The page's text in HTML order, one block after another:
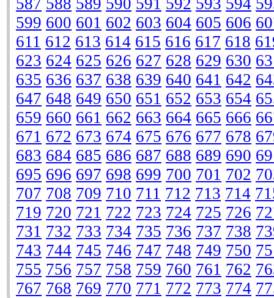
587 588 589 590 591 592 593 594
599 600 601 602 603 604 605 606
611 612 613 614 615 616 617 618
623 624 625 626 627 628 629 630
635 636 637 638 639 640 641 642
647 648 649 650 651 652 653 654
659 660 661 662 663 664 665 666
671 672 673 674 675 676 677 678
683 684 685 686 687 688 689 690
695 696 697 698 699 700 701 702
707 708 709 710 711 712 713 714
719 720 721 722 723 724 725 726
731 732 733 734 735 736 737 738
743 744 745 746 747 748 749 750
755 756 757 758 759 760 761 762
767 768 769 770 771 772 773 774